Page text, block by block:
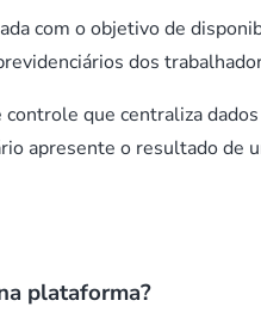
com o objetivo de
dos
que centraliza
apresente o resultado de
plataforma?